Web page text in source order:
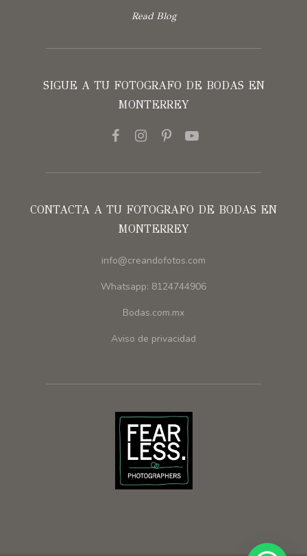
Read Blog
SIGUE A TU FOTOGRAFO DE BODAS EN
MONTERREY
CONTACTA A TU FOTOGRAFO DE BODAS EN
MONTERREY
info@creandofotos.com
Whatsapp: 8124744906
Bodas.com.mx
Aviso de privacidad